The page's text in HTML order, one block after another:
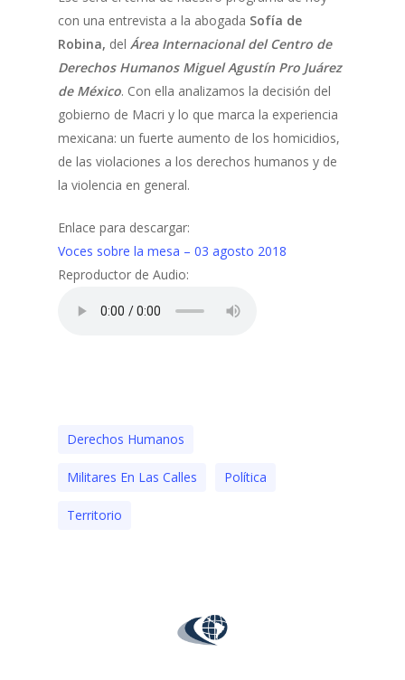
con una entrevista a la abogada Sofía de
Robina, del Área Internacional del Centro de
Derechos Humanos Miguel Agustín Pro Juárez
de México. Con ella analizamos la decisión del
gobierno de Macri y lo que marca la experiencia
mexicana: un fuerte aumento de los homicidios,
de las violaciones a los derechos humanos y de
la violencia en general.
Enlace para descargar:
Voces sobre la mesa – 03 agosto 2018
Reproductor de Audio:
Derechos Humanos
Militares En Las Calles Polí­tica
Territorio